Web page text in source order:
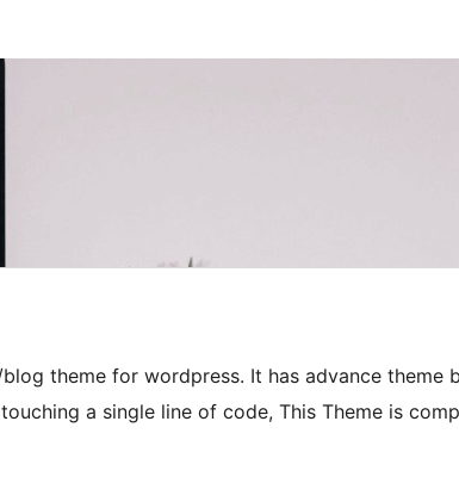
theme for wordpress. It has advance theme
a single line of code, This Theme is